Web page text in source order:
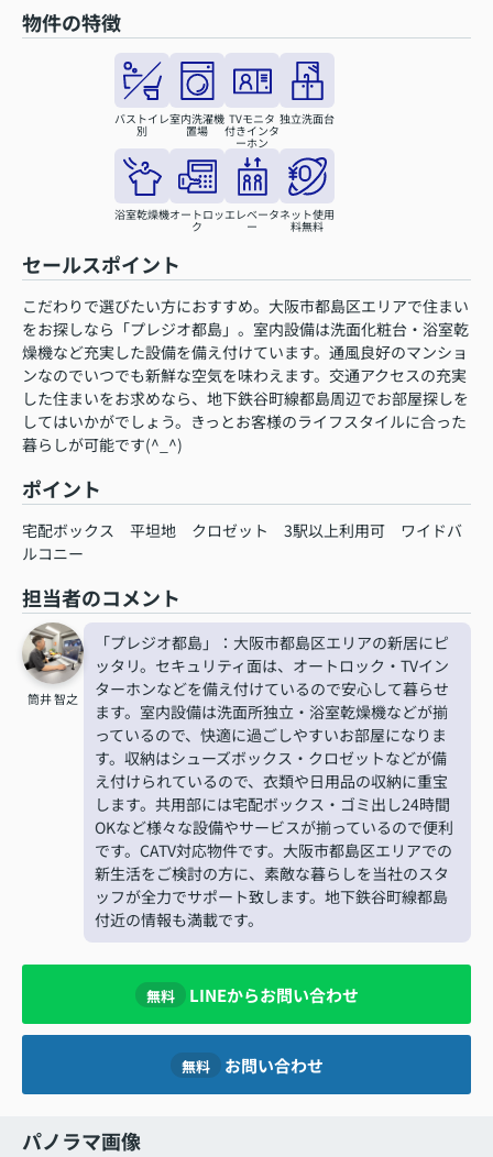
物件の特徴
バストイレ
別
室内洗濯機
置場
TVモニタ
付きインタ
ーホン
独立洗面台
浴室乾燥機オートロッ
ク
エレベータ
ー
ネット使用
料無料
セールスポイント
こだわりで選びたい方におすすめ。大阪市都島区エリアで住まい
をお探しなら「プレジオ都島」。室内設備は洗面化粧台・浴室乾
燥機など充実した設備を備え付けています。通風良好のマンショ
ンなのでいつでも新鮮な空気を味わえます。交通アクセスの充実
した住まいをお求めなら、地下鉄谷町線都島周辺でお部屋探しを
してはいかがでしょう。きっとお客様のライフスタイルに合った
暮らしが可能です(^_^)
ポイント
宅配ボックス 平坦地 クロゼット 3駅以上利用可
ワイドバ
ルコニー
担当者のコメント
筒井 智之
「プレジオ都島」：大阪市都島区エリアの新居にピ
ッタリ。セキュリティ面は、オートロック・TVイン
ターホンなどを備え付けているので安心して暮らせ
ます。室内設備は洗面所独立・浴室乾燥機などが揃
っているので、快適に過ごしやすいお部屋になりま
す。収納はシューズボックス・クロゼットなどが備
え付けられているので、衣類や日用品の収納に重宝
します。共用部には宅配ボックス・ゴミ出し24時間
OKなど様々な設備やサービスが揃っているので便利
です。CATV対応物件です。大阪市都島区エリアでの
新生活をご検討の方に、素敵な暮らしを当社のスタ
ッフが全力でサポート致します。地下鉄谷町線都島
付近の情報も満載です。
無料 LINEからお問い合わせ
無料 お問い合わせ
パノラマ画像